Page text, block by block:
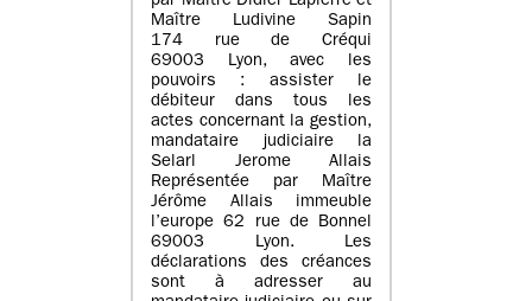
Maître Ludivine Sapin
174 rue de Créqui
69003 Lyon, avec les
pouvoirs : assister le
débiteur dans tous les
actes concernant la gestion,
mandataire judiciaire la
Selarl Jerome Allais
Représentée par Maître
Jérôme Allais immeuble
l’europe 62 rue de Bonnel
69003 Lyon. Les
déclarations des créances
sont à adresser au